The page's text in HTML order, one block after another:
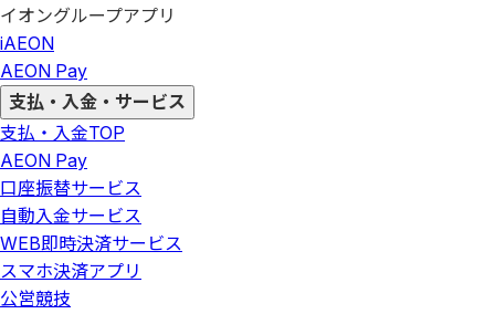
イオングループアプリ
iAEON
AEON Pay
支払・入金・サービス
支払・入金TOP
AEON Pay
口座振替サービス
自動入金サービス
WEB即時決済サービス
スマホ決済アプリ
公営競技